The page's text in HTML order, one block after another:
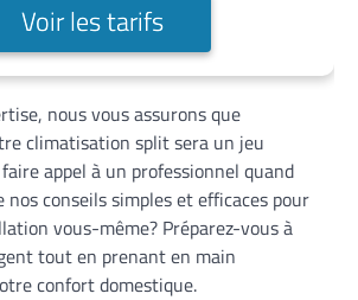
Voir les tarifs
nous vous assurons que
climatisation split sera un jeu
appel à un professionnel quand
nos conseils simples et efficaces pour
vous-même? Préparez-vous à
tout en prenant en main
confort domestique.